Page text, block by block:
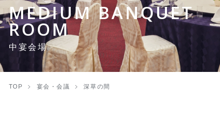
MEDIUM BANQUET
ROOM
中宴会場
TOP 宴会・会議 深草の間